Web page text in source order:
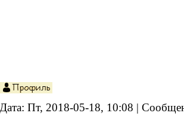
Дата: Пт, 2018-05-18, 10:08 |